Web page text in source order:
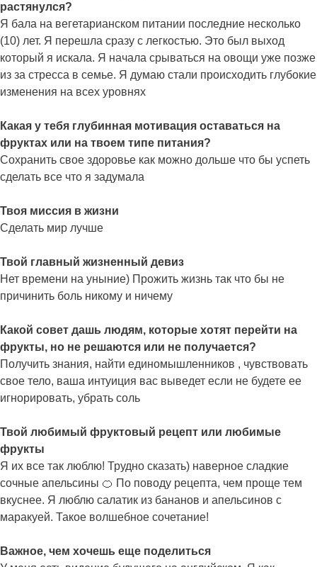
растянулся?
Я бала на вегетарианском питании последние несколько
(10) лет. Я перешла сразу с легкостью. Это был выход
который я искала. Я начала срываться на овощи уже позже
из за стресса в семье. Я думаю стали происходить глубокие
изменения на всех уровнях
Какая у тебя глубинная мотивация оставаться на
фруктах или на твоем типе питания?
Сохранить свое здоровье как можно дольше что бы успеть
сделать все что я задумала
Твоя миссия в жизни
Сделать мир лучше
Твой главный жизненный девиз
Нет времени на уныние) Прожить жизнь так что бы не
причинить боль никому и ничему
Какой совет дашь людям, которые хотят перейти на
фрукты, но не решаются или не получается?
Получить знания, найти единомышленников , чувствовать
свое тело, ваша интуиция вас выведет если не будете ее
игнорировать, убрать соль
Твой любимый фруктовый рецепт или любимые
фрукты
Я их все так люблю! Трудно сказать) наверное сладкие
сочные апельсины 🍊 По поводу рецепта, чем проще тем
вкуснее. Я люблю салатик из бананов и апельсинов с
маракуей. Такое волшебное сочетание!
Важное, чем хочешь еще поделиться